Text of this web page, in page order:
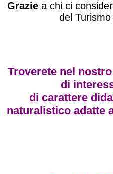
Grazie a chi ci
del
Troverete nel
di
di carattere
naturalistico adatte